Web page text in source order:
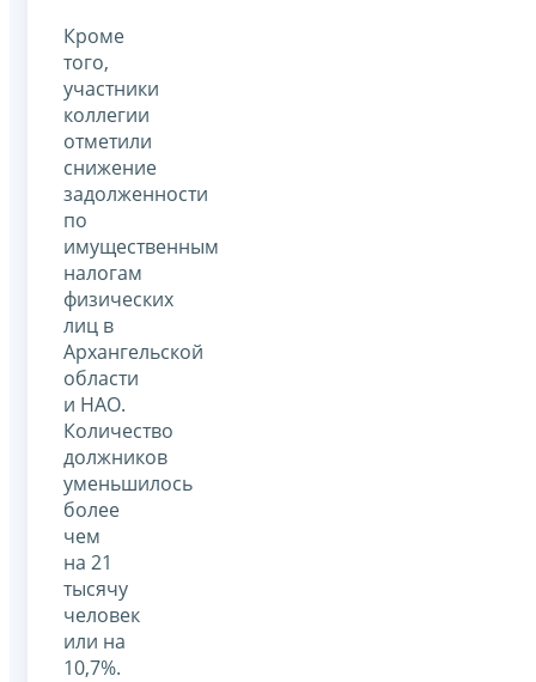
Кроме
того,
участники
коллегии
отметили
снижение
задолженности
по
имущественным
налогам
физических
лиц в
Архангельской
области
и НАО.
Количество
должников
уменьшилось
более
чем
на 21
тысячу
человек
или на
10,7%.